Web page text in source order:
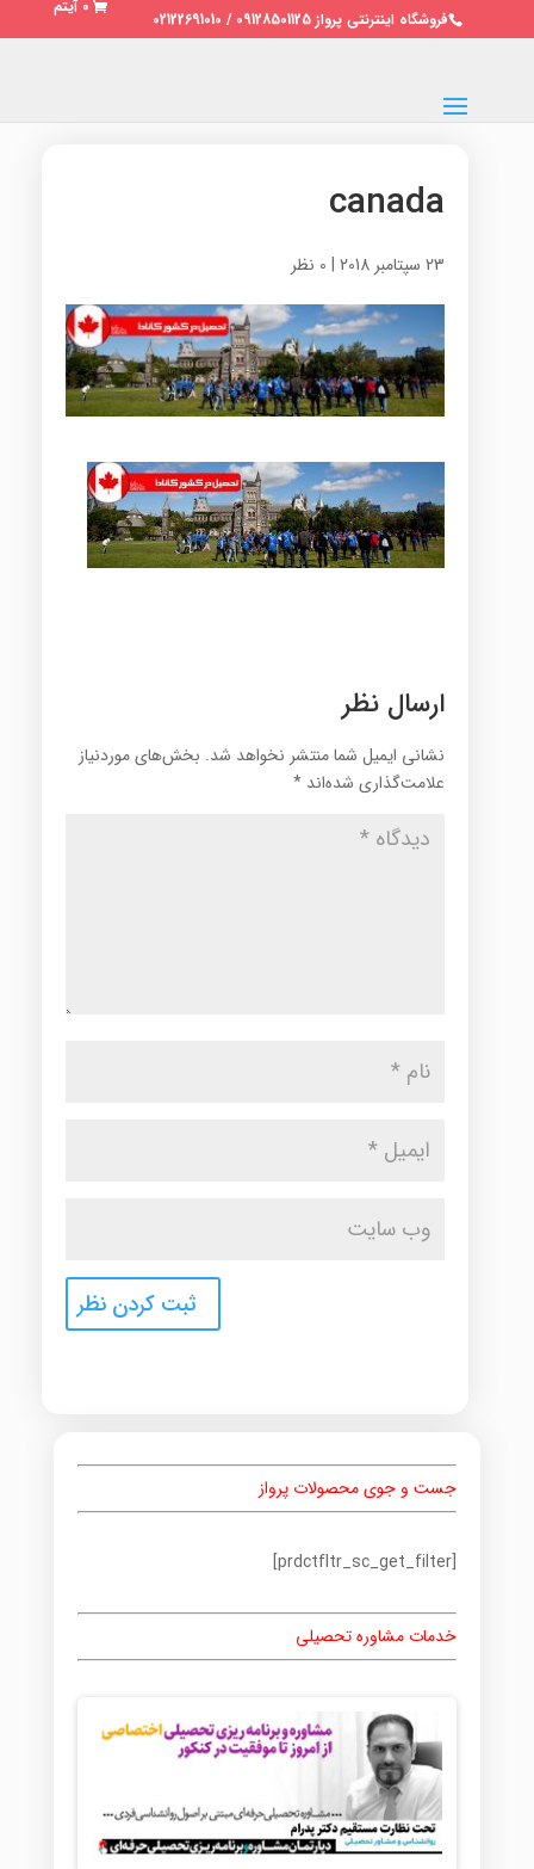
فروشگاه اینترنتی پرواز 09128501125 / 02122691010
0 آیتم
canada
23 سپتامبر 2018 | 0 نظر
ارسال نظر
نشانی ایمیل شما منتشر نخواهد شد. بخش‌های موردنیاز
علامت‌گذاری شده‌اند *
جست و جوی محصولات پرواز
[prdctfltr_sc_get_filter]
خدمات مشاوره تحصیلی